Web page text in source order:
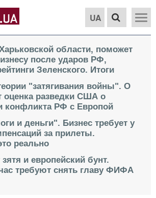
UA
области, поможет
после ударов РФ,
Зеленского. Итоги
"затягивания войны". О
оценка разведки США о
конфликта РФ с Европой
и деньги". Бизнес требует у
за прилеты.
реально
и европейский бунт.
требуют снять главу ФИФА